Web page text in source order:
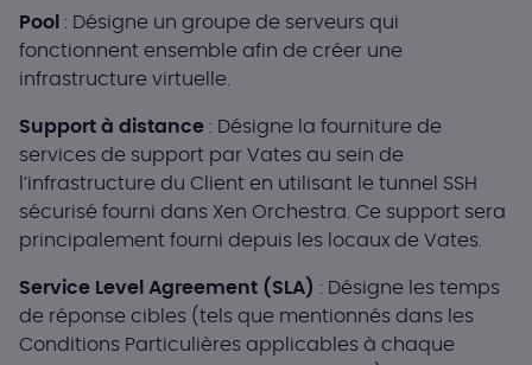
Pool : Désigne un groupe de serveurs qui
fonctionnent ensemble afin de créer une
infrastructure virtuelle.
Support à distance : Désigne la fourniture de
services de support par Vates au sein de
l’infrastructure du Client en utilisant le tunnel SSH
sécurisé fourni dans Xen Orchestra. Ce support sera
principalement fourni depuis les locaux de Vates.
Service Level Agreement (SLA) : Désigne les temps
de réponse cibles (tels que mentionnés dans les
Conditions Particulières applicables à chaque